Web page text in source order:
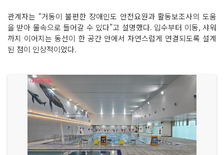
관계자는 “거동이 불편한 장애인도 안전요원과 활동보조사의 도움
을 받아 물속으로 들어갈 수 있다”고 설명했다. 입수부터 이동, 샤워
까지 이어지는 동선이 한 공간 안에서 자연스럽게 연결되도록 설계
된 점이 인상적이었다.